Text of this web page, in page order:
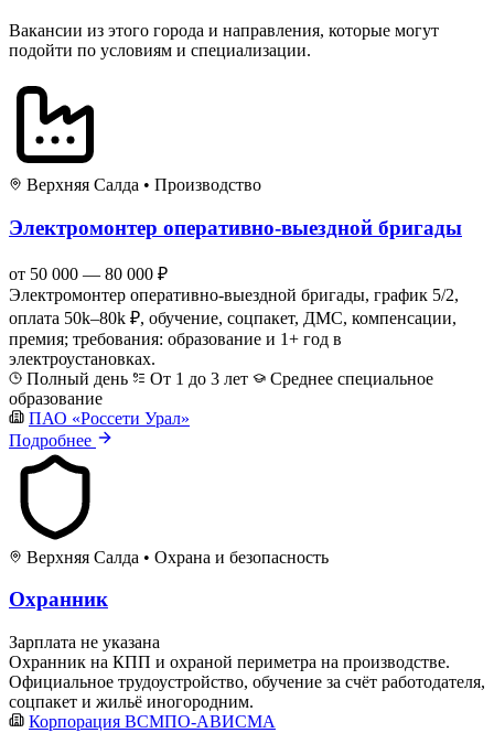
Вакансии из этого города и направления, которые могут
подойти по условиям и специализации.
Верхняя Салда • Производство
Электромонтер оперативно-выездной бригады
от 50 000 — 80 000 ₽
Электромонтер оперативно-выездной бригады, график 5/2,
оплата 50k–80k ₽, обучение, соцпакет, ДМС, компенсации,
премия; требования: образование и 1+ год в
электроустановках.
Полный день
От 1 до 3 лет
Среднее специальное
образование
ПАО «Россети Урал»
Подробнее
Верхняя Салда • Охрана и безопасность
Охранник
Зарплата не указана
Охранник на КПП и охраной периметра на производстве.
Официальное трудоустройство, обучение за счёт работодателя,
соцпакет и жильё иногородним.
Корпорация ВСМПО-АВИСМА